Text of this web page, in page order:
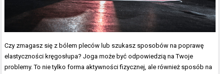
Czy zmagasz się z bólem pleców lub szukasz sposobów na poprawę
elastyczności kręgosłupa? Joga może być odpowiedzią na Twoje
problemy. To nie tylko forma aktywności fizycznej, ale również sposób na